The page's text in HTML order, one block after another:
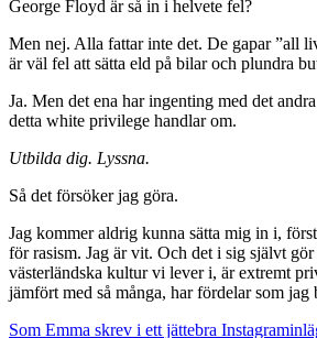
George Floyd är så in i helvete fel?
Men nej. Alla fattar inte det. De gapar ”all
är väl fel att sätta eld på bilar och plundra
Ja. Men det ena har ingenting med det
detta white privilege handlar om.
Utbilda dig. Lyssna.
Så det försöker jag göra.
Jag kommer aldrig kunna sätta mig in i,
för rasism. Jag är vit. Och det i sig självt
västerländska kultur vi lever i, är extremt
jämfört med så många, har fördelar som jag
Som Emma skrev i ett jättebra